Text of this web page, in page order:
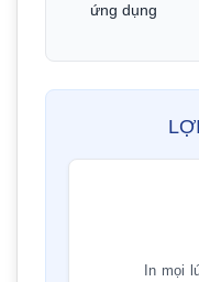
ứng dụng
In mọi